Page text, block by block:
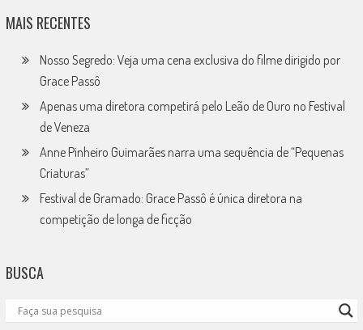
MAIS RECENTES
Nosso Segredo: Veja uma cena exclusiva do filme dirigido por
Grace Passô
Apenas uma diretora competirá pelo Leão de Ouro no Festival
de Veneza
Anne Pinheiro Guimarães narra uma sequência de “Pequenas
Criaturas”
Festival de Gramado: Grace Passô é única diretora na
competição de longa de ficção
BUSCA